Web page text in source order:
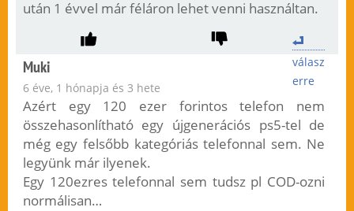
után 1 évvel már féláron lehet venni használtan.
válasz
erre
Muki
6 éve, 1 hónapja és 3 hete
Azért egy 120 ezer forintos telefon nem
összehasonlítható egy újgenerációs ps5-tel de
még egy felsőbb kategóriás telefonnal sem. Ne
legyünk már ilyenek.
Egy 120ezres telefonnal sem tudsz pl COD-ozni
normálisan…